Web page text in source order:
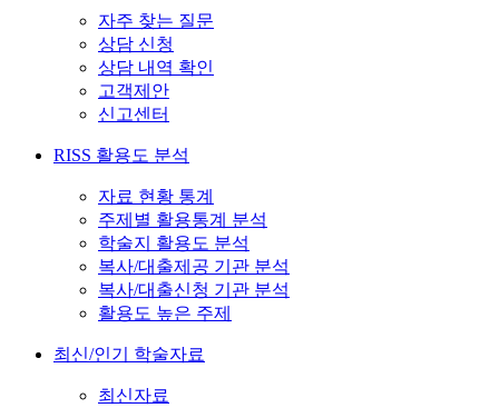
자주 찾는 질문
상담 신청
상담 내역 확인
고객제안
신고센터
RISS 활용도 분석
자료 현황 통계
주제별 활용통계 분석
학술지 활용도 분석
복사/대출제공 기관 분석
복사/대출신청 기관 분석
활용도 높은 주제
최신/인기 학술자료
최신자료